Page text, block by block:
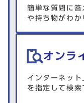
簡単な質問に答
や持ち物がわか
オンラ
インターネッ
を指定して検索